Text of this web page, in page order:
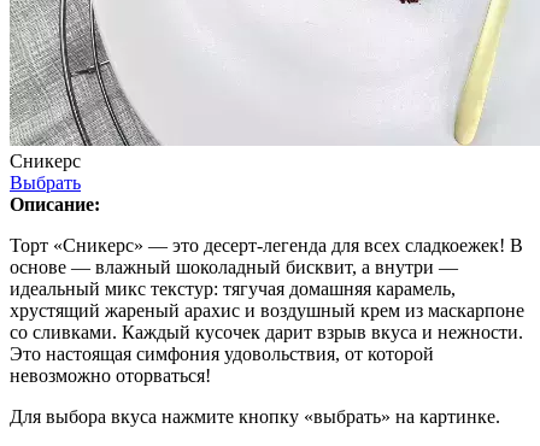
Сникерс
Выбрать
Описание:
Торт «Сникерс» — это десерт-легенда для всех сладкоежек! В
основе — влажный шоколадный бисквит, а внутри —
идеальный микс текстур: тягучая домашняя карамель,
хрустящий жареный арахис и воздушный крем из маскарпоне
со сливками. Каждый кусочек дарит взрыв вкуса и нежности.
Это настоящая симфония удовольствия, от которой
невозможно оторваться!
Для выбора вкуса нажмите кнопку «выбрать» на картинке.